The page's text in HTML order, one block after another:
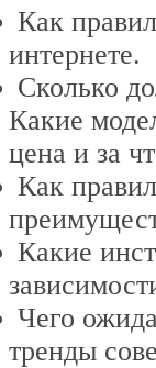
Как
интернете.
Сколько
Какие
цена и за
Как
Какие
Чего
тренды